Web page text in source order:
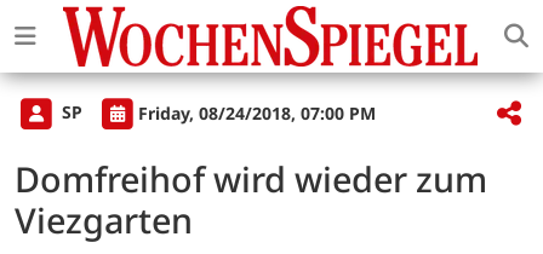
SP Friday, 08/24/2018, 07:00 PM
Domfreihof wird wieder zum
Viezgarten